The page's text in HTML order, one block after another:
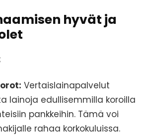
hyvät ja
Vertaislainapalvelut
lainoja edullisemmilla koroilla
pankkeihin. Tämä voi
rahaa korkokuluissa.